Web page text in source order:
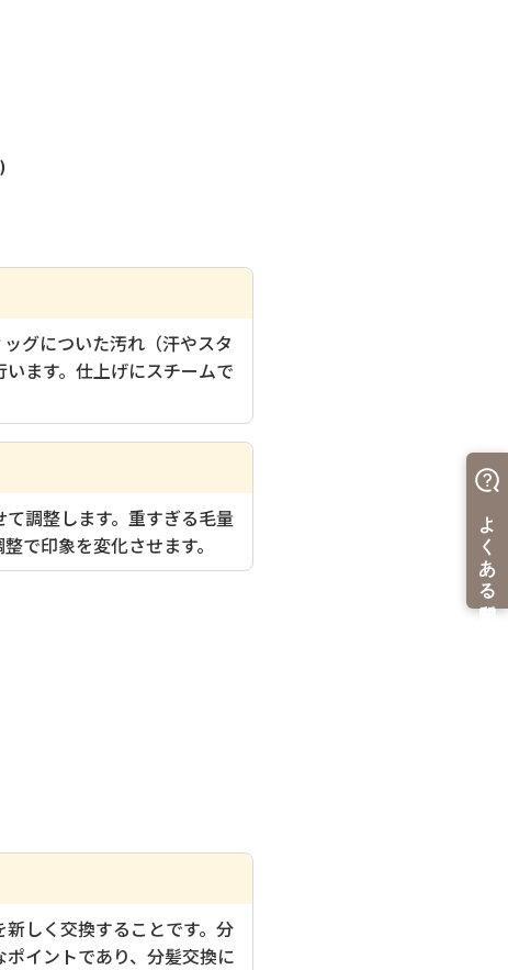
グについた汚れ（汗やスタ
ます。仕上げにスチームで
調整します。重すぎる毛量
で印象を変化させます。
しく交換することです。分
イントであり、分髪交換に